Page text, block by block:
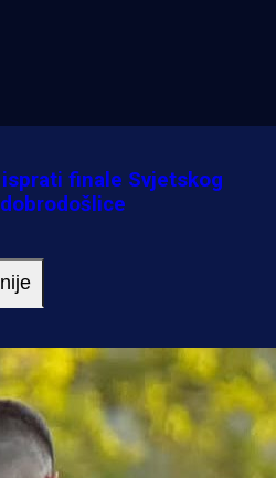
finale Svjetskog